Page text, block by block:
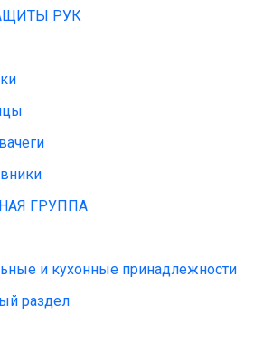
РУК
ГРУППА
и кухонные принадлежности
раздел